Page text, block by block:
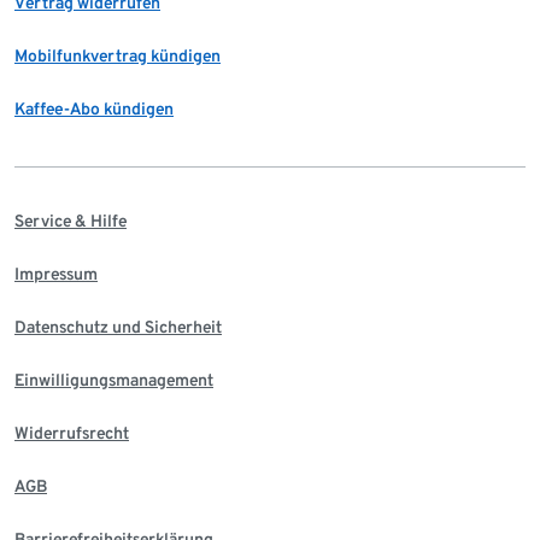
Mobilfunkvertrag kündigen
Kaffee-Abo kündigen
Service & Hilfe
Impressum
Datenschutz und Sicherheit
Einwilligungsmanagement
Widerrufsrecht
AGB